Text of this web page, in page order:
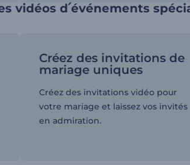
vidéos d՛événements
Créez des invitations de
mariage uniques
Créez des invitations vidéo pour
votre mariage et laissez vos invités
en admiration.